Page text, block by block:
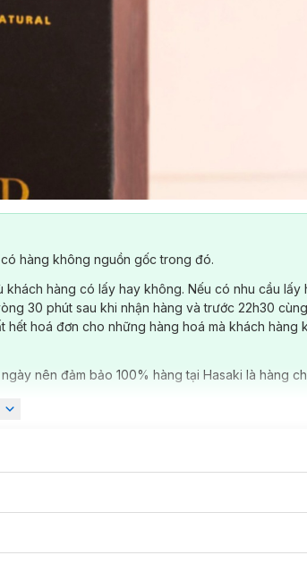
hàng không nguồn gốc trong đó.
khách hàng có lấy hay không. Nếu có nhu cầu lấy
30 phút sau khi nhận hàng và trước 22h30
hoá đơn cho những hàng hoá mà khách hàng
nên đảm bảo 100% hàng tại Hasaki là hàng